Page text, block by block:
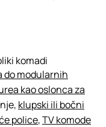
komadi
do modularnih
kao oslonca za
klupski ili bočni
police,TV komode